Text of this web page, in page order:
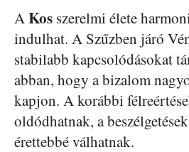
AKos szerelmi élete
indulhat. A Szűzben járó
stabilabb kapcsolódásokat
abban, hogy a bizalom
kapjon. A korábbi
oldódhatnak, a
érettebbé válhatnak.